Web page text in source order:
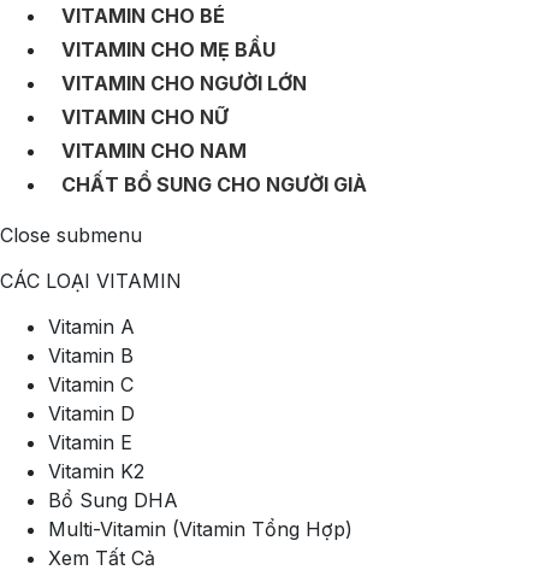
VITAMIN CHO BÉ
VITAMIN CHO MẸ BẦU
VITAMIN CHO NGƯỜI LỚN
VITAMIN CHO NỮ
VITAMIN CHO NAM
CHẤT BỔ SUNG CHO NGƯỜI GIÀ
Close submenu
CÁC LOẠI VITAMIN
Vitamin A
Vitamin B
Vitamin C
Vitamin D
Vitamin E
Vitamin K2
Bổ Sung DHA
Multi-Vitamin (Vitamin Tổng Hợp)
Xem Tất Cả